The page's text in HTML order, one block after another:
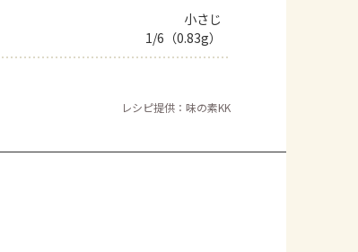
小さじ
1/6（0.83g）
レシピ提供：味の素KK